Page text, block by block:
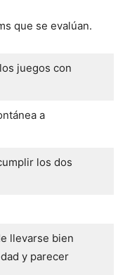
que se evalúan.
juegos con
a
los dos
llevarse bien
y parecer